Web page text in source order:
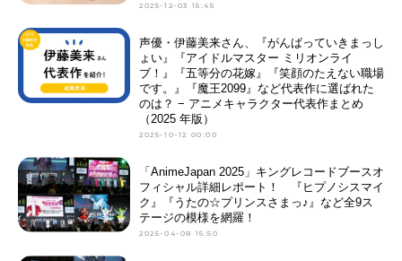
2025-12-03 15:45
声優・伊藤美来さん、『がんばっていきまっし
ょい』『アイドルマスター ミリオンライ
ブ！』『五等分の花嫁』『笑顔のたえない職場
です。』『魔王2099』など代表作に選ばれた
のは？ − アニメキャラクター代表作まとめ
（2025 年版）
2025-10-12 00:00
「AnimeJapan 2025」キングレコードブースオ
フィシャル詳細レポート！ 『ヒプノシスマイ
ク』『うたの☆プリンスさまっ♪』など全9ス
テージの模様を網羅！
2025-04-08 15:50